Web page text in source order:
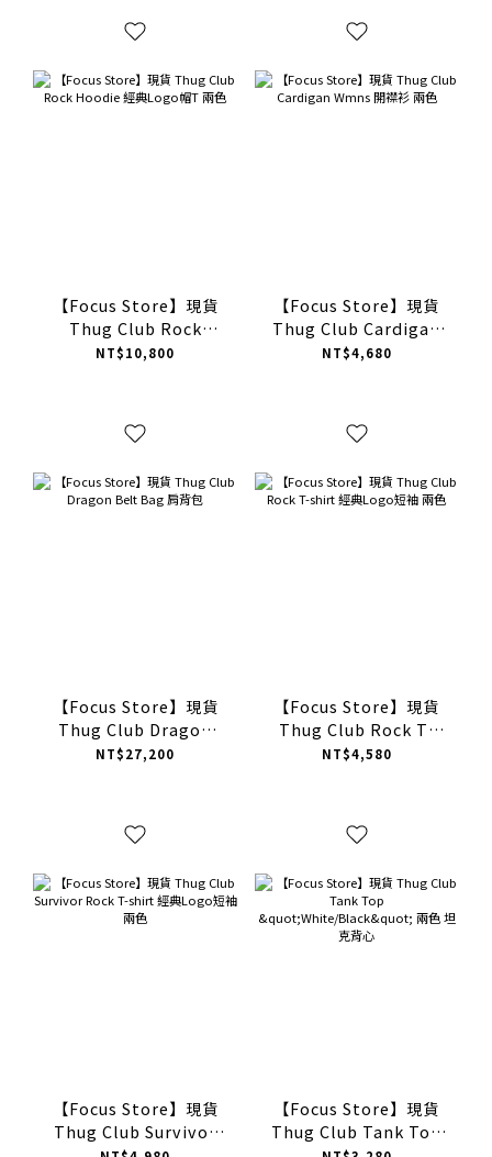
【Focus Store】現貨
Thug Club Rock
Hoodie 經典Logo帽T
NT$10,800
【Focus Store】現貨
Thug Club Cardigan
Wmns 開襟衫 兩色
NT$4,680
【Focus Store】現貨
Thug Club Dragon
Belt Bag 肩背包
NT$27,200
【Focus Store】現貨
Thug Club Rock T-
shirt 經典Logo短袖 兩
NT$4,580
【Focus Store】現貨
Thug Club Survivor
【Focus Store】現貨
Thug Club Tank Top